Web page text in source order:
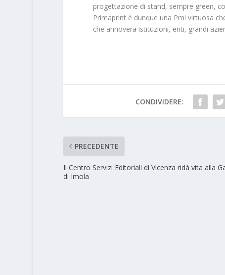
progettazione di stand, sempre green,
Primaprint è dunque una Pmi virtuosa
che annovera istituzioni, enti, grandi
CONDIVIDERE:
PRECEDENTE
Il Centro Servizi Editoriali di Vicenza ridà vita alla
di Imola